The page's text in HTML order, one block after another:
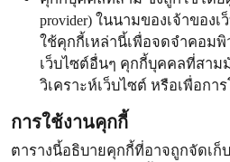
provider) ในนามของเจ้าของ
ใช้คุกกี้เหล่านี้เพื่อจดจำคอม
เว็บไซต์อื่นๆ คุกกี้บุคคลที่สาม
วิเคราะห์เว็บไซต์ หรือเพื่อกา
การใช้งานคุกกี้
ตารางนี้อธิบายคุกกี้ที่อาจถูกจัดเ